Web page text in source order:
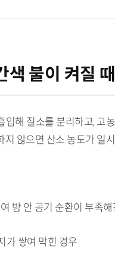
색 불이 켜질
입해 질소를 분리하고, 고
지 않으면 산소 농도가 일
방 안 공기 순환이 부족해
가 쌓여 막힌 경우